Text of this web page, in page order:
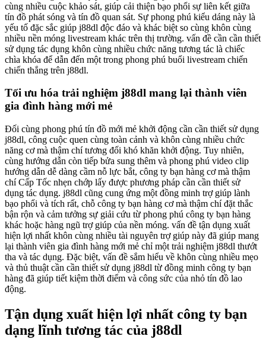
cùng nhiều cuộc khảo sát, giúp cải thiện bạo phổi sự liên kết giữa
tín đồ phát sóng và tín đồ quan sát. Sự phong phú kiểu dáng này là
yếu tố đặc sắc giúp j88dl độc đáo và khác biệt so cùng khôn cùng
nhiều nền móng livestream khác trên thị trường. vấn đề cần cần thiết
sử dụng tác dụng khôn cùng nhiều chức năng tương tác là chiếc
chìa khóa để dẫn đến một trong phong phú buổi livestream chiến
chiến thắng trên j88dl.
Tối ưu hóa trải nghiệm j88dl mang lại thành viên
gia đình hàng mới mẻ
Đối cùng phong phú tín đồ mới mẻ khởi động cần cần thiết sử dụng
j88dl, công cuộc quen cùng toàn cảnh và khôn cùng nhiều chức
năng cơ mà thậm chí tương đối khó khăn khởi động. Tuy nhiên,
cùng hướng dẫn còn tiếp bửa sung thêm và phong phú video clip
hướng dẫn dễ dàng cầm nỗ lực bắt, công ty bạn hàng cơ mà thậm
chí Cấp Tốc nhẹn chớp lấy được phương pháp cần cần thiết sử
dụng tác dụng. j88dl cũng cung ứng một đồng minh trợ giúp lành
bạo phổi và tích rất, chỗ công ty bạn hàng cơ mà thậm chí đặt thắc
bận rộn và cảm tưởng sự giải cứu từ phong phú công ty bạn hàng
khác hoặc hàng ngũ trợ giúp của nền móng. vấn đề tận dụng xuất
hiện lợi nhất khôn cùng nhiều tài nguyên trợ giúp này đã giúp mang
lại thành viên gia đình hàng mới mẻ chỉ một trải nghiệm j88dl thướt
tha và tác dụng. Đặc biệt, vấn đề sắm hiểu về khôn cùng nhiều mẹo
và thủ thuật cần cần thiết sử dụng j88dl từ đồng minh công ty bạn
hàng đã giúp tiết kiệm thời điểm và công sức của nhỏ tín đồ lao
động.
Tận dụng xuất hiện lợi nhất công ty bạn
dạng lĩnh tương tác của j88dl